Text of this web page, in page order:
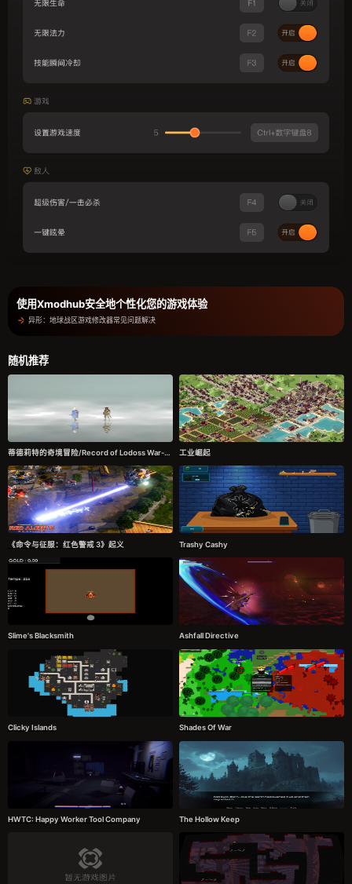
使用Xmodhub安全地个性化您的游戏体验
异形：地球战区游戏修改器常见问题解决
随机推荐
蒂德莉特的奇境冒险/Record of Lodoss War-Deedlit in Wonder Labyrinth- 工业崛起
《命令与征服：红色警戒 3》起义 Trashy Cashy
Slime's Blacksmith Ashfall Directive
Clicky Islands Shades Of War
HWTC: Happy Worker Tool Company The Hollow Keep